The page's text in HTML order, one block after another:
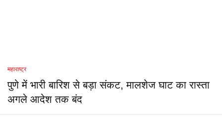
महाराष्ट्र
पुणे में भारी बारिश से बड़ा संकट, मालशेज घाट का रास्ता
अगले आदेश तक बंद